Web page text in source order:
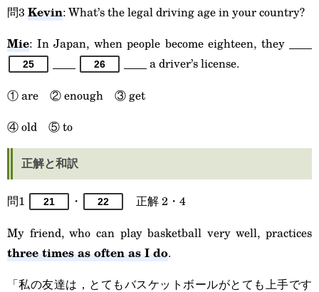
問3 Kevin: What’s the legal driving age in your country?
Mie: In Japan, when people become eighteen, they ____
25 26
____ a driver’s license.
① are ② enough ③ get
④ old ⑤ to
正解と和訳
問1 21 ・ 22
正解 2・4
My friend, who can play basketball very well, practices
three times as often as I do.
「私の友達は，とてもバスケットボールがとても上手です